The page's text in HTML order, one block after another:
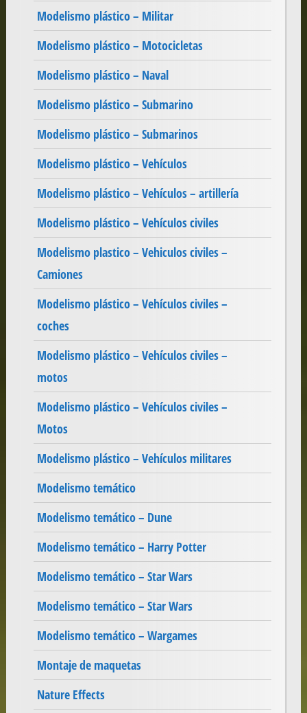
Modelismo plástico – Militar
Modelismo plástico – Motocicletas
Modelismo plástico – Naval
Modelismo plástico – Submarino
Modelismo plástico – Submarinos
Modelismo plástico – Vehículos
Modelismo plástico – Vehículos – artillería
Modelismo plástico – Vehículos civiles
Modelismo plastico – Vehiculos civiles –
Camiones
Modelismo plástico – Vehículos civiles –
coches
Modelismo plástico – Vehículos civiles –
motos
Modelismo plástico – Vehículos civiles –
Motos
Modelismo plástico – Vehículos militares
Modelismo temático
Modelismo temático – Dune
Modelismo temático – Harry Potter
Modelismo temático – Star Wars
Modelismo temático – Star Wars
Modelismo temático – Wargames
Montaje de maquetas
Nature Effects